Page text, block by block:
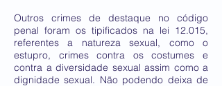
Outros crimes de destaque no código
penal foram os tipificados na lei 12.015,
referentes a natureza sexual, como o
estupro, crimes contra os costumes e
contra a diversidade sexual assim como a
dignidade sexual. Não podendo deixa de